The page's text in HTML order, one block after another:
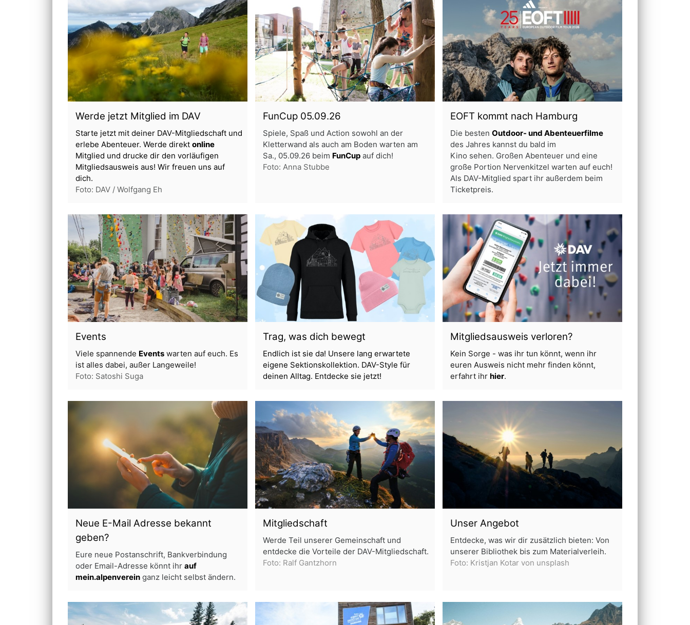
Werde jetzt Mitglied im DAV
Starte jetzt mit deiner DAV-Mitgliedschaft und
erlebe Abenteuer. Werde direkt online
Mitglied und drucke dir den vorläufigen
Mitgliedsausweis aus! Wir freuen uns auf
dich.
Foto: DAV / Wolfgang Eh
FunCup 05.09.26
Spiele, Spaß und Action sowohl an der
Kletterwand als auch am Boden warten am
Sa., 05.09.26 beim FunCup auf dich!
Foto: Anna Stubbe
EOFT kommt nach Hamburg
Die besten Outdoor- und Abenteuerfilme
des Jahres kannst du bald im
Kino sehen. Großen Abenteuer und eine
große Portion Nervenkitzel warten auf euch!
Als DAV-Mitglied spart ihr außerdem beim
Ticketpreis.
Events
Viele spannende Events warten auf euch. Es
ist alles dabei, außer Langeweile!
Foto: Satoshi Suga
Trag, was dich bewegt
Endlich ist sie da! Unsere lang erwartete
eigene Sektionskollektion. DAV-Style für
deinen Alltag. Entdecke sie jetzt!
Mitgliedsausweis verloren?
Kein Sorge - was ihr tun könnt, wenn ihr
euren Ausweis nicht mehr finden könnt,
erfahrt ihr hier.
Neue E-Mail Adresse bekannt
geben?
Eure neue Postanschrift, Bankverbindung
oder Email-Adresse könnt ihr auf
mein.alpenverein ganz leicht selbst ändern.
Mitgliedschaft
Werde Teil unserer Gemeinschaft und
entdecke die Vorteile der DAV-Mitgliedschaft.
Foto: Ralf Gantzhorn
Unser Angebot
Entdecke, was wir dir zusätzlich bieten: Von
unserer Bibliothek bis zum Materialverleih.
Foto: Kristjan Kotar von unsplash